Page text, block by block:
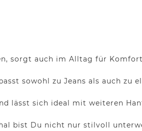
sorgt auch im Alltag für
sowohl zu Jeans als auch zu
lässt sich ideal mit weiteren
bist Du nicht nur stilvoll